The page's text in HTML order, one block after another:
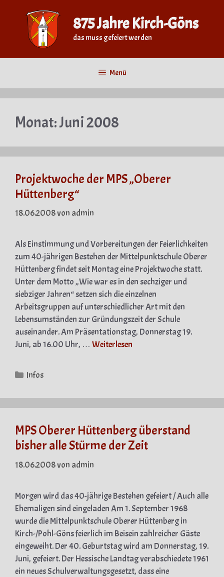
springen
875 Jahre Kirch-Göns
das muss gefeiert werden
Menü
Monat:Juni 2008
Projektwoche der MPS „Oberer
Hüttenberg“
18.06.2008von admin
Als Einstimmung und Vorbereitungen der Feierlichkeiten
zum 40-jährigen Bestehen der Mittelpunktschule Oberer
Hüttenberg findet seit Montag eine Projektwoche statt.
Unter dem Motto „Wie war es in den sechziger und
siebziger Jahren“ setzen sich die einzelnen
Arbeitsgruppen auf unterschiedlicher Art mit den
Lebensumständen zur Gründungszeit der Schule
auseinander. Am Präsentationstag, Donnerstag 19.
Juni, ab 16.00 Uhr, … Weiterlesen
Kategorien
Infos
MPS Oberer Hüttenberg überstand
bisher alle Stürme der Zeit
18.06.2008von admin
Morgen wird das 40-jährige Bestehen gefeiert / Auch alle
Ehemaligen sind eingeladen Am 1. September 1968
wurde die Mittelpunktschule Oberer Hüttenberg in
Kirch-/Pohl-Göns feierlich im Beisein zahlreicher Gäste
eingeweiht. Der 40. Geburtstag wird am Donnerstag, 19.
Juni, gefeiert. Der Hessische Landtag verabschiedete 1961
ein neues Schulverwaltungsgesetzt, dass eine